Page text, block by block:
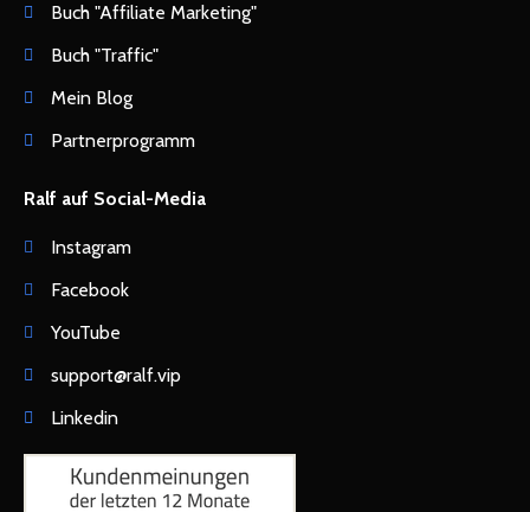
Buch "Affiliate Marketing"
Buch "Traffic"
Mein Blog
Partnerprogramm
Ralf auf Social-Media
Instagram
Facebook
YouTube
support@ralf.vip
Linkedin